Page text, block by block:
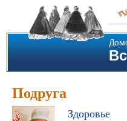
Подруга
Здоровье